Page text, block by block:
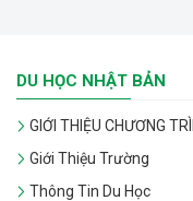
DU HỌC NHẬT BẢN
GIỚI THIỆU CHƯƠNG
Giới Thiệu Trường
Thông Tin Du Học